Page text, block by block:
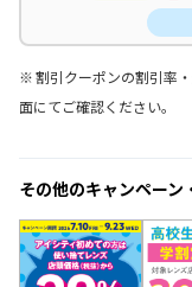
割引クーポンの割引率
面にてご確認ください。
その他のキャンペーン